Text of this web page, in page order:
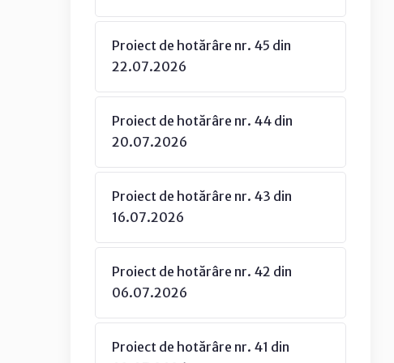
Proiect de hotărâre nr. 45 din
22.07.2026
Proiect de hotărâre nr. 44 din
20.07.2026
Proiect de hotărâre nr. 43 din
16.07.2026
Proiect de hotărâre nr. 42 din
06.07.2026
Proiect de hotărâre nr. 41 din